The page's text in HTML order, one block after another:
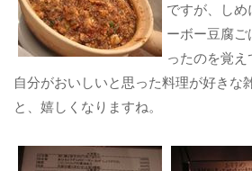
ですが、し
ーボー豆腐
ったのを覚え
自分がおいしいと思った料理が好きな
と、嬉しくなりますね。